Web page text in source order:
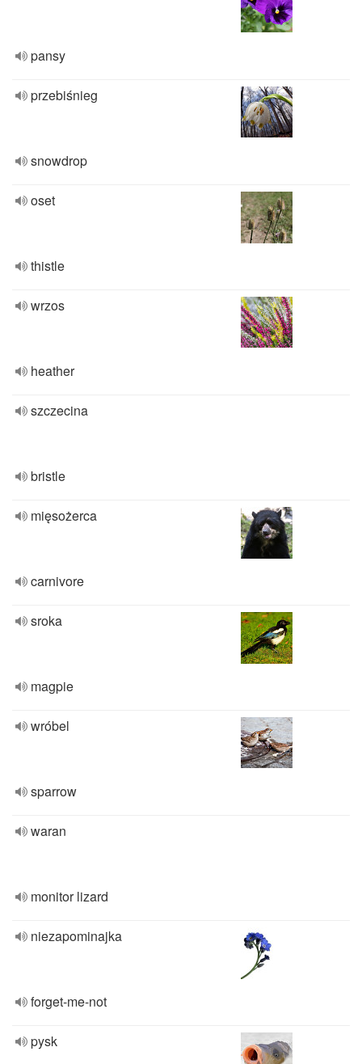
pansy
przebiśnieg
snowdrop
oset
thistle
wrzos
heather
szczecina
bristle
mięsożerca
carnivore
sroka
magpie
wróbel
sparrow
waran
monitor lizard
niezapominajka
forget-me-not
pysk